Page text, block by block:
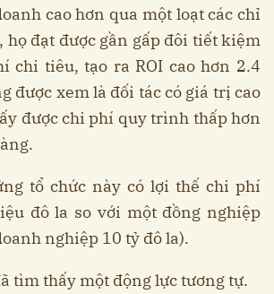
cao hơn qua một loạt các chỉ
họ đạt được gần gấp đôi tiết kiệm
chi tiêu, tạo ra ROI cao hơn 2.4
được xem là đối tác có giá trị cao
được chi phí quy trình thấp hơn
tổ chức này có lợi thế chi phí
đô la so với một đồng nghiệp
nghiệp 10 tỷ đô la).
tìm thấy một động lực tương tự.